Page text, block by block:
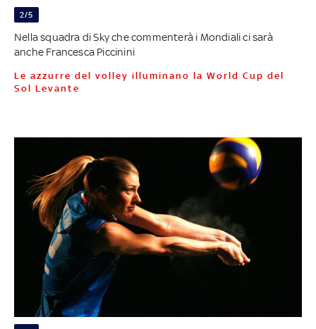
2/5
Nella squadra di Sky che commenterà i Mondiali ci sarà
anche Francesca Piccinini
Le azzurre del volley illuminano la World Cup del
Sol Levante